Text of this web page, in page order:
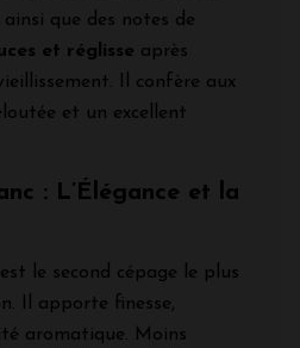
que des notes de
et réglisse après
Il confère aux
et un excellent
: L’Élégance et la
est le second cépage le plus
Il apporte finesse,
aromatique. Moins